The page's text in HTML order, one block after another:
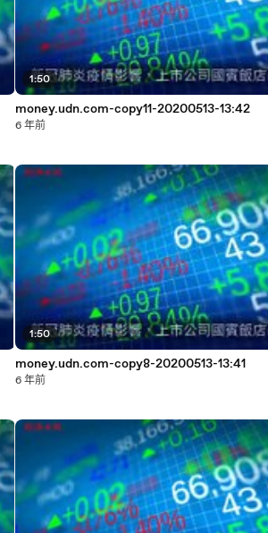
1:50
money.udn.com-copy11-20200513-13:42
6 年前
1:50
money.udn.com-copy8-20200513-13:41
6 年前